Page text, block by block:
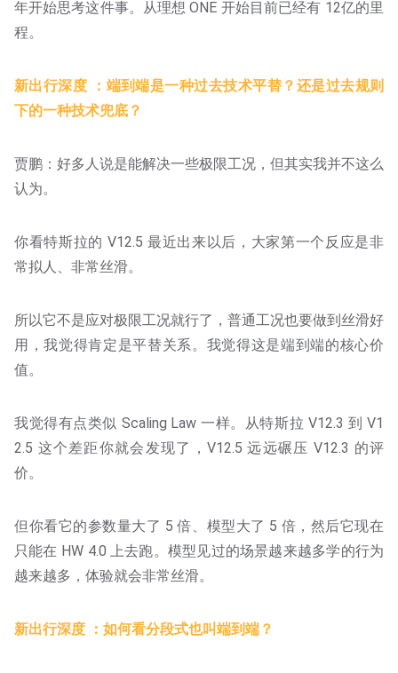
年开始思考这件事。从理想 ONE 开始目前已经有 12亿的里
程。
新出行深度 ：端到端是一种过去技术平替？还是过去规则
下的一种技术兜底？
贾鹏：好多人说是能解决一些极限工况，但其实我并不这么
认为。
你看特斯拉的 V12.5 最近出来以后，大家第一个反应是非
常拟人、非常丝滑。
所以它不是应对极限工况就行了，普通工况也要做到丝滑好
用，我觉得肯定是平替关系。我觉得这是端到端的核心价
值。
我觉得有点类似 Scaling Law 一样。从特斯拉 V12.3 到 V1
2.5 这个差距你就会发现了，V12.5 远远碾压 V12.3 的评
价。
但你看它的参数量大了 5 倍、模型大了 5 倍，然后它现在
只能在 HW 4.0 上去跑。模型见过的场景越来越多学的行为
越来越多，体验就会非常丝滑。
新出行深度 ：如何看分段式也叫端到端？